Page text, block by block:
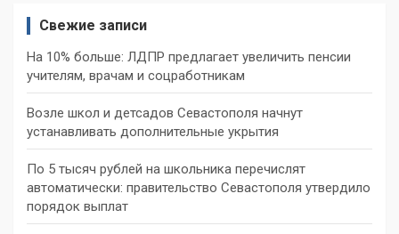
Свежие записи
На 10% больше: ЛДПР предлагает увеличить пенсии
учителям, врачам и соцработникам
Возле школ и детсадов Севастополя начнут
устанавливать дополнительные укрытия
По 5 тысяч рублей на школьника перечислят
автоматически: правительство Севастополя утвердило
порядок выплат